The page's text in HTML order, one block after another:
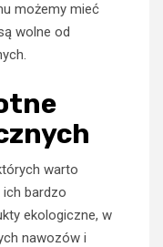
możemy mieć
wolne od
warto
bardzo
ekologiczne, w
nawozów i